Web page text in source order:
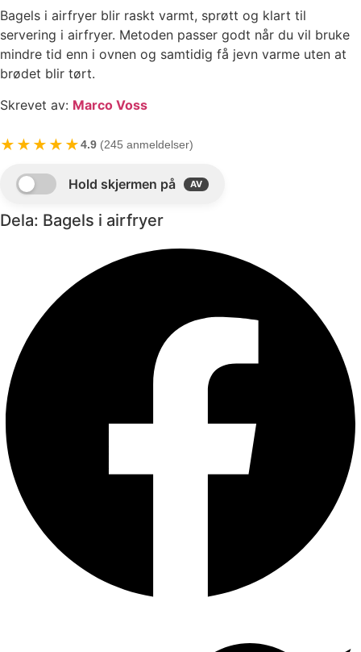
Bagels i airfryer blir raskt varmt, sprøtt og klart til
servering i airfryer. Metoden passer godt når du vil bruke
mindre tid enn i ovnen og samtidig få jevn varme uten at
brødet blir tørt.
Skrevet av: Marco Voss
★★★★★4.9 (245 anmeldelser)
Dela: Bagels i airfryer